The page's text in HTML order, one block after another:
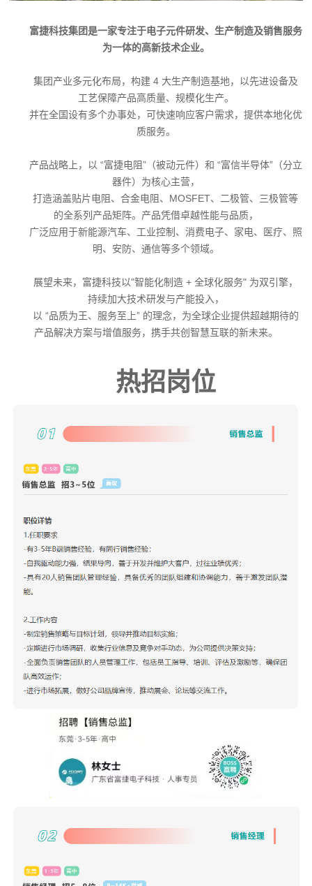
富捷科技集团是一家专注于电子元件研发、生产制造及销售服务
为一体的高新技术企业。
集团产业多元化布局，构建 4 大生产制造基地，以先进设备及
工艺保障产品高质量、规模化生产。
并在全国设有多个办事处，可快速响应客户需求，提供本地化优
质服务。
产品战略上，以 “富捷电阻”（被动元件）和 “富信半导体”（分立
器件）为核心主营，
打造涵盖贴片电阻、合金电阻、MOSFET、二极管、三极管等
的全系列产品矩阵。 产品凭借卓越性能与品质，
广泛应用于新能源汽车、工业控制、消费电子、家电、医疗、照
明、安防、通信等多个领域。
展望未来，富捷科技以"智能化制造 + 全球化服务" 为双引擎，
持续加大技术研发与产能投入，
以 “品质为王、服务至上” 的理念，为全球企业提供超越期待的
产品解决方案与增值服务，携手共创智慧互联的新未来。
热招岗位